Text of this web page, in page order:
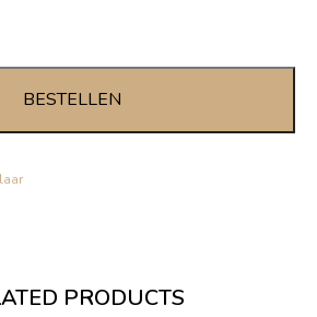
BESTELLEN
PRODUCTS